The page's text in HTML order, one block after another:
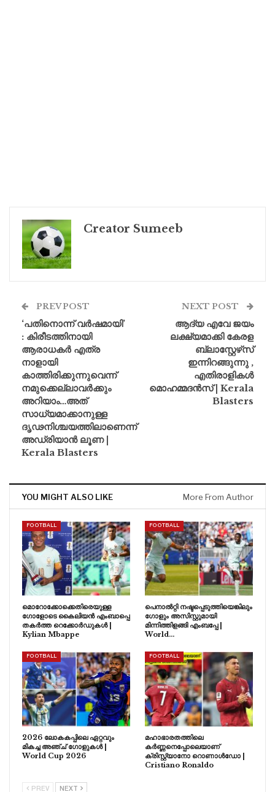
Creator Sumeeb
PREV POST
‘പതിനൊന്ന് വർഷമായി’
: കിരീടത്തിനായി
ആരാധകർ എത്ര
നാളായി
കാത്തിരിക്കുന്നുവെന്ന്
നമുക്കെല്ലാവർക്കും
അറിയാം…അത്
സാധ്യമാക്കാനുള്ള
ദൃഢനിശ്ചയത്തിലാണെന്ന്
അഡ്രിയാൻ ലൂണ |
Kerala Blasters
NEXT POST
ആദ്യ എവേ ജയം
ലക്ഷ്യമാക്കി കേരള
ബ്ലാസ്റ്റേഴ്‌സ്
ഇന്നിറങ്ങുന്നു ,
എതിരാളികൾ
മൊഹമ്മദൻസ് | Kerala
Blasters
YOU MIGHT ALSO LIKE More From Author
FOOTBALL
മൊറോക്കോക്കെതിരെയുള്ള
ഗോളോടെ കൈലിയൻ എംബാപ്പെ
തകർത്ത റെക്കോർഡുകൾ |
Kylian Mbappe
FOOTBALL
പെനാൽറ്റി നഷ്ടപ്പെടുത്തിയെങ്കിലും
ഗോളും അസിസ്റ്റുമായി
മിന്നിത്തിളങ്ങി എംബപ്പേ |
World…
FOOTBALL
2026 ലോകകപ്പിലെ ഏറ്റവും
മികച്ച അഞ്ച് ഗോളുകൾ |
World Cup 2026
FOOTBALL
മഹാഭാരതത്തിലെ
കർണ്ണനെപ്പോലെയാണ്
ക്രിസ്റ്റ്യാനോ റൊണാൾഡോ |
Cristiano Ronaldo
PREV NEXT